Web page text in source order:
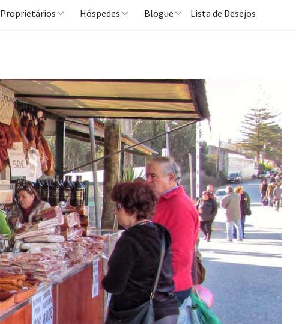
Proprietários Hóspedes Blogue Lista de Desejos